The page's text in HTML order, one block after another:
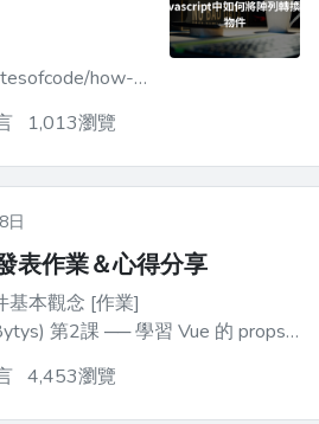
how-
an-object-in-
) [原文發佈於 afe...
1,013瀏覽
日
表作業＆心得分享
基本觀念 [作業]
的 props
4,453瀏覽